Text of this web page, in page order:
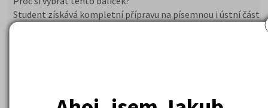
Student získává kompletní přípravu na písemnou i ústní část
včetně celkového přehledu. Cílem kurzu je naučit se zvládnutí